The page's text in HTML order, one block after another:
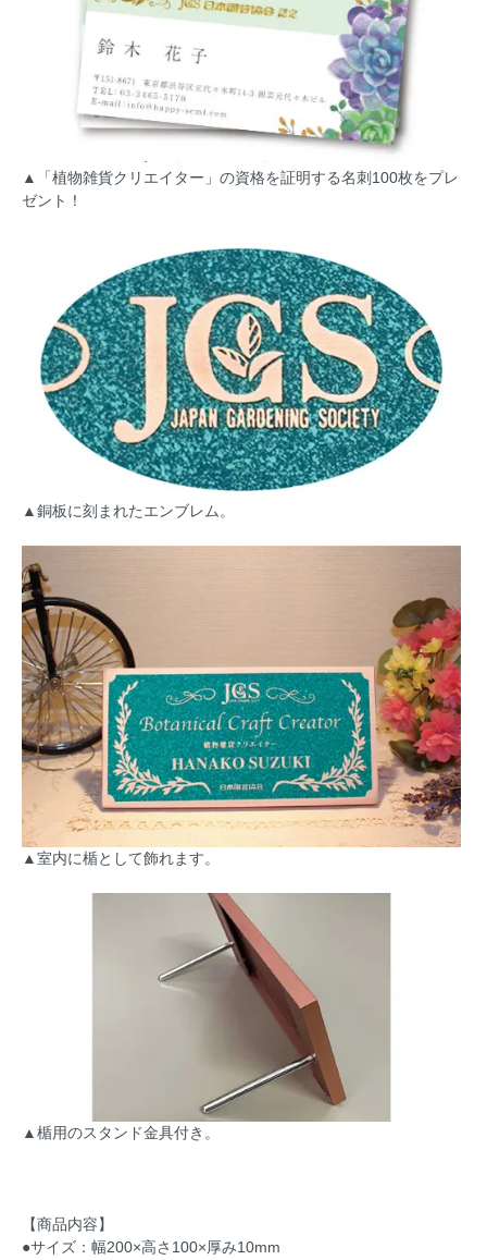
▲「植物雑貨クリエイター」の資格を証明する名刺100枚をプレ
ゼント！
▲銅板に刻まれたエンブレム。
▲室内に楯として飾れます。
▲楯用のスタンド金具付き。
【商品内容】
●サイズ：幅200×高さ100×厚み10mm